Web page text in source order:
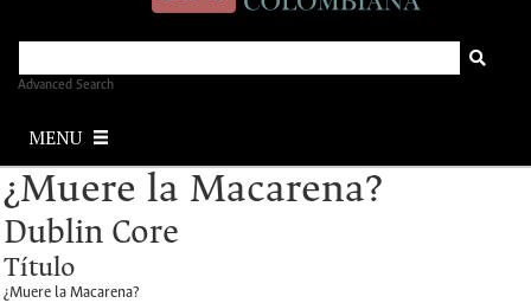
Advanced Search
MENU
¿Muere la Macarena?
Dublin Core
Título
¿Muere la Macarena?